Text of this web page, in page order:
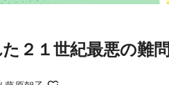
２１世紀最悪の難問